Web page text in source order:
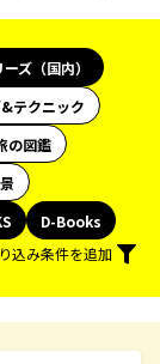
ズ（国内）
テクニック
の図鑑
D-Books
込み条件を追加